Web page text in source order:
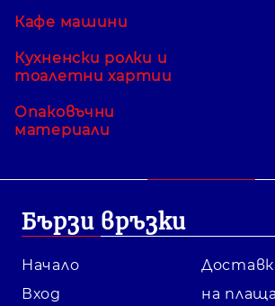
Кафе машини
Кухненски ролки и
тоалетни хартии
Опаковъчни
материали
Бързи връзки
Начало
Вход
на